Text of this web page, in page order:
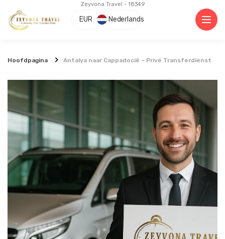
Zeyvona Travel - 18349
EUR Nederlands
Hoofdpagina Antalya naar Cappadocië – Privé Transferdienst